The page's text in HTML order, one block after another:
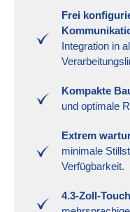
Frei
Integration in
Kompakte
und optimale
Extrem
minimale
Verfügbarkeit.
4.3-Zoll-